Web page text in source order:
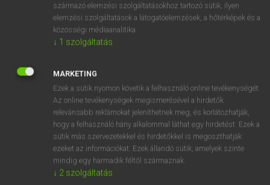
DÍJMENTES ANGOL SZÓTÁR
absurdly
abszcissza
abszolúte
abszolutizmus
származó elemzési szolgáltatásokhoz tartozó sütik; ilyen
elemzési szolgáltatások a látogatóelemzések, a hőtérképek és a
közösségi médiaanalitika.
↓ 1 szolgáltatás
MARKETING
Ezek a sütik nyomon követik a felhasználó online tevékenységét.
Az online tevékenységek megismerésével a hirdetők
relevánsabb reklámokat jeleníthetnek meg, és korlátozhatják,
hogy a felhasználó hány alkalommal láthat egy hirdetést. Ezek a
sütik más szervezetekkel és hirdetőkkel is megoszthatják
ezeket az információkat. Ezek állandó sütik, amelyek szinte
mindig egy harmadik féltől származnak.
↓ 2 szolgáltatás